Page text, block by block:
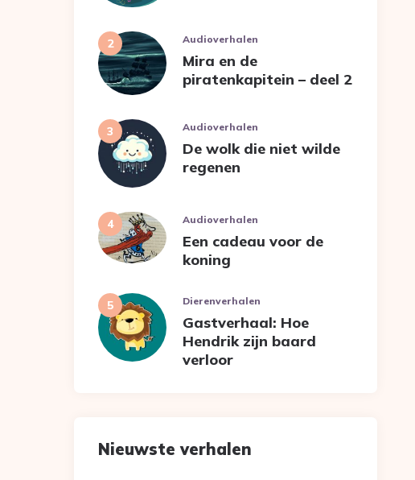
Audioverhalen
Mira en de
piratenkapitein – deel 2
Audioverhalen
De wolk die niet wilde
regenen
Audioverhalen
Een cadeau voor de
koning
Dierenverhalen
Gastverhaal: Hoe
Hendrik zijn baard
verloor
Nieuwste verhalen